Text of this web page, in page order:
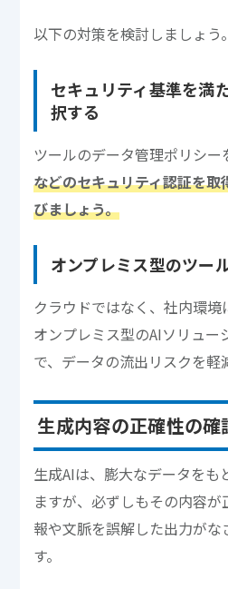
以下の対策を検討しましょう。
セキュリティ基準を満
択する
ツールのデータ管理ポリシー
などのセキュリティ認証を
びましょう。
オンプレミス型のツー
クラウドではなく、社内環
オンプレミス型のAIソリュー
で、データの流出リスクを軽
生成内容の正確性の確
生成AIは、膨大なデータをも
ますが、必ずしもその内容
報や文脈を誤解した出力がな
す。